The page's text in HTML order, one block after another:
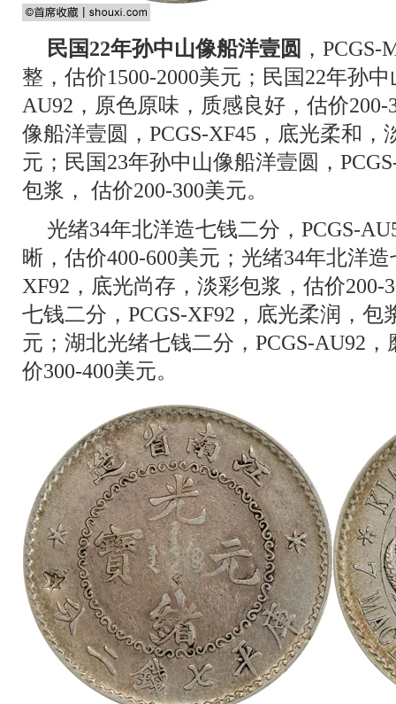
民国22年孙中山像船洋壹圆 ，
整，估价1500-2000美元；民国22年孙
AU92，原色原味，质感良好，估价
像船洋壹圆，PCGS-XF45，底光柔和，
元；民国23年孙中山像船洋壹圆，
包浆， 估价200-300美元。
光绪34年北洋造七钱二分，PCGS-
晰，估价400-600美元；光绪34年北洋
XF92，底光尚存，淡彩包浆，估价200-
七钱二分，PCGS-XF92，底光柔润，包
元；湖北光绪七钱二分，PCGS-AU92
价300-400美元。